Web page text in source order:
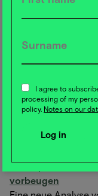
Salzgehalte in
1.400 vegane
doppelt so viele
Der
Zudem unterstützt
Alternativen.
🥗 Mit
vorbeugen
I agree to
processing of my
policy. Notes on our